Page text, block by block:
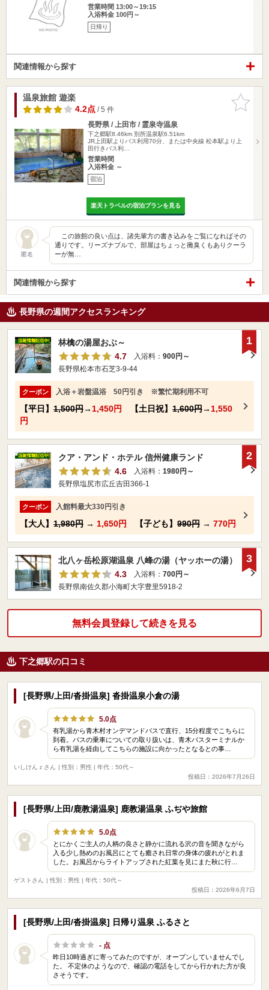
営業時間 13:00～19:15
入浴料金 100円～
日帰り
関連情報から探す
お気に入
りに追加
温泉旅館 遊楽
4.2点/ 5 件
長野県 / 上田市 / 霊泉寺温泉
下之郷駅8.46km 別所温泉駅6.51km
JR上田駅よりバス利用70分、または中央線 松本駅より上
田行きバス利…
営業時間
入浴料金 ～
宿泊
楽天トラベルの宿泊プランを見る
匿名
この旅館の良い点は、諸先輩方の書き込みをご覧になればその
通りです。リーズナブルで、部屋はちょっと黴臭くもありクーラ
ーが無…
関連情報から探す
長野県の週間アクセスランキング
林檎の湯屋おぶ～
4.7
入浴料： 900円～
長野県松本市石芝3-9-44
クーポン 入浴＋岩盤温浴 50円引き ※繁忙期利用不可
【平日】 1,500円→ 1,450円 【土日祝】 1,600円→ 1,550
円
1
クア・アンド・ホテル 信州健康ランド
4.6
入浴料： 1980円～
長野県塩尻市広丘吉田366-1
クーポン 入館料最大330円引き
【大人】 1,980円 → 1,650円 【子ども】 990円 → 770円
2
北八ヶ岳松原湖温泉 八峰の湯（ヤッホーの湯）
4.3
入浴料： 700円～
長野県南佐久郡小海町大字豊里5918-2
3
無料会員登録して続きを見る
下之郷駅の口コミ
[長野県/上田/沓掛温泉] 沓掛温泉小倉の湯
5.0点
有乳湯から青木村オンデマンドバスで直行、15分程度でこちらに
到着。バスの乗車についての取り扱いは、青木バスターミナルか
ら有乳湯を経由してこちらの施設に向かったとなるとの事…
いしけんｚさん
| 性別：男性 | 年代：50代～
投稿日：2026年7月26日
[長野県/上田/鹿教湯温泉] 鹿教湯温泉 ふぢや旅館
5.0点
とにかくご主人の人柄の良さと静かに流れる沢の音を聞きながら
入る少し熱めのお風呂にとても癒され日常の身体の疲れがとれま
した。お風呂からライトアップされた紅葉を見にまた秋に行…
ゲストさん
| 性別：男性 | 年代：50代～
投稿日：2026年6月7日
[長野県/上田/沓掛温泉] 日帰り温泉 ふるさと
- 点
昨日10時過ぎに寄ってみたのですが、オープンしていませんでし
た。 不定休のようなので、確認の電話をしてから行かれた方が良
さそうです。